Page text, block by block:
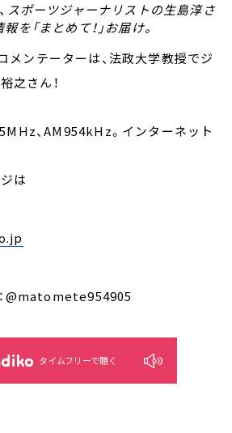
スポーツジャーナリストの生島淳さ
を「まとめて！」お届け。
ンテーターは、法政大学教授でジ
之さん！
、AM954kHz。インターネット
は
@matomete954905
タイムフリーで聴く